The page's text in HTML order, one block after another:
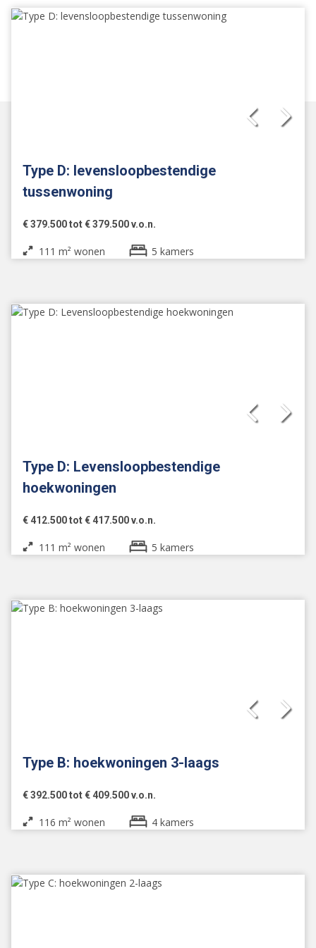
Type D: levensloopbestendige
tussenwoning
€ 379.500 tot € 379.500 v.o.n.
111 m² wonen 5 kamers
Type D: Levensloopbestendige
hoekwoningen
€ 412.500 tot € 417.500 v.o.n.
111 m² wonen 5 kamers
Type B: hoekwoningen 3-laags
€ 392.500 tot € 409.500 v.o.n.
116 m² wonen 4 kamers